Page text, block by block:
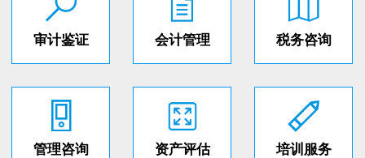
审计鉴证 会计管理 税务咨询
管理咨询 资产评估 培训服务